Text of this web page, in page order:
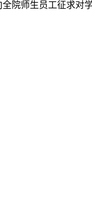
院师生员工征求对
箱